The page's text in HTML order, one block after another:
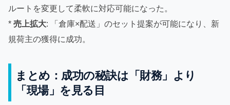
ルートを変更して柔軟に対応可能になった。
* 売上拡大: 「倉庫×配送」のセット提案が可能になり、新
規荷主の獲得に成功。
まとめ：成功の秘訣は「財務」より
「現場」を見る目